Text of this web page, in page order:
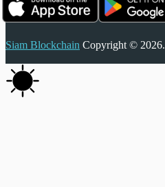
Siam Blockchain Copyright © 2026.